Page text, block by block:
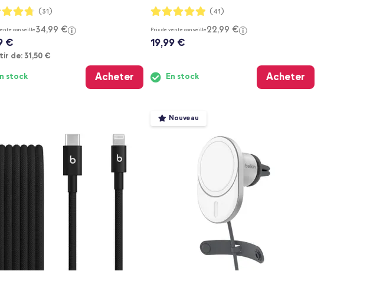
(31)
conseillé34,99 €
€
de: À partir de
31,50 €
stock Acheter
Notation:
98%
(41)
Prix de vente conseillé22,99 €
19,99 €
En stock Acheter
Nouveau